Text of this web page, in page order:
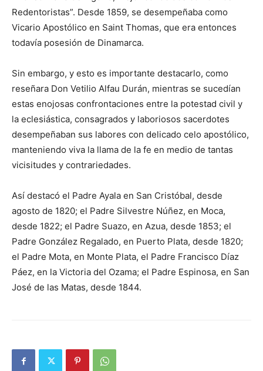
Redento­ristas”. Desde 1859, se de­sempeñaba como
Vicario Apostólico en Saint Tho­mas, que era entonces
toda­vía posesión de Dinamarca.
Sin embargo, y esto es importante destacarlo, como
reseñara Don Vetilio Alfau Durán, mientras se sucedían
estas enojosas confrontaciones entre la po­testad civil y
la eclesiástica, consagrados y laboriosos sacerdotes
desempeñaban sus labores con delicado celo apostólico,
manteniendo viva la llama de la fe en medio de tantas
vicisitudes y contrariedades.
Así destacó el Padre Ayala en San Cristóbal, desde
agosto de 1820; el Padre Silvestre Núñez, en Moca,
desde 1822; el Padre Suazo, en Azua, desde 1853; el
Padre González Regalado, en Puerto Plata, desde 1820;
el Padre Mota, en Monte Plata, el Padre Francisco Díaz
Páez, en la Victoria del Ozama; el Pa­dre Espinosa, en San
José de las Matas, desde 1844.